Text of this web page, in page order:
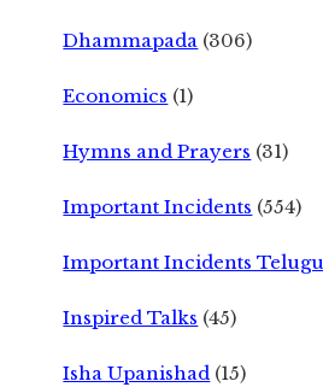
Dhammapada (306)
Economics (1)
Hymns and Prayers (31)
Important Incidents (554)
Important Incidents Telugu
Inspired Talks (45)
Isha Upanishad (15)